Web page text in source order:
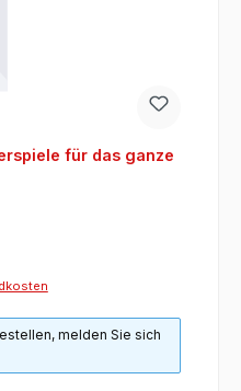
für das ganze
melden Sie sich